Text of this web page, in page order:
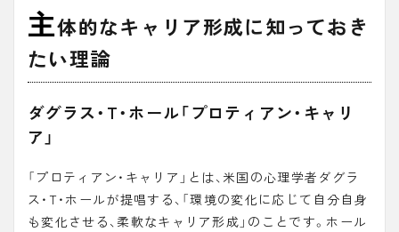
主体的なキャリア形成に知っておき
たい理論
ダグラス・T・ホール「プロティアン・キャリ
ア」
「プロティアン・キャリア 」とは、米国の心理学者ダグラ
ス・T・ホールが提唱する、「環境の変化に応じて自分自身
も変化させる、柔軟なキャリア形成 」のことです。ホール